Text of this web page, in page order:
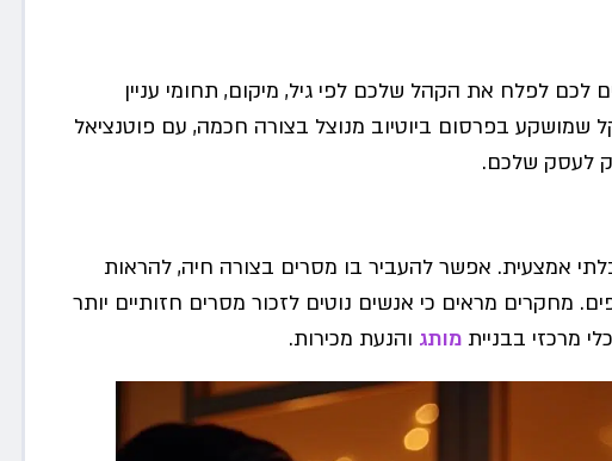
לכם לפלח את הקהל שלכם לפי גיל, מיקום, תחומי עניין
שמושקע בפרסום ביוטיוב מנוצל בצורה חכמה, עם פוטנציאל
לעסק שלכם.
אמצעית. אפשר להעביר בו מסרים בצורה חיה, להראות
מחקרים מראים כי אנשים נוטים לזכור מסרים חזותיים יותר
מרכזי בבניית מותג והנעת מכירות.